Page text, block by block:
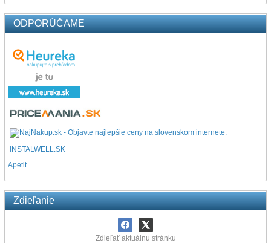
ODPORÚČAME
INSTALWELL.SK
Apetit
Zdieľanie
Zdieľať aktuálnu stránku